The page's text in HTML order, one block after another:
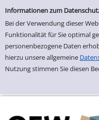
Einfache Suche
Informationen zum
Bei der Verwendung dieser
Funktionalität für Sie optimal
personenbezogene Daten
hierzu unsere allgemeine
Nutzung stimmen Sie diesen
Zur Detailanzeige springen